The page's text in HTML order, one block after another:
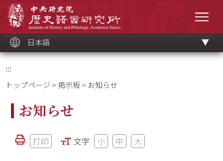
ッ
ク
日本語
:::
トップページ >掲示板> お知らせ
お知らせ
打印 文字 小 中 大